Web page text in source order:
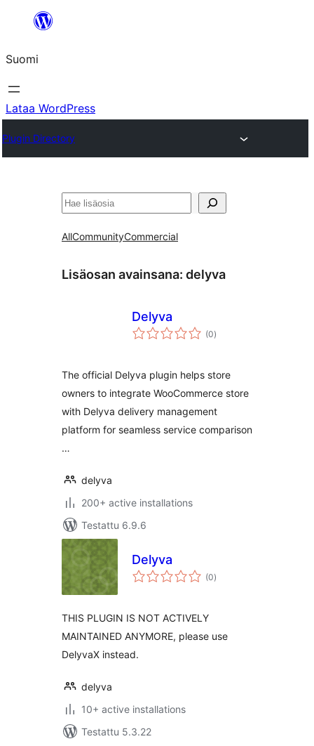
Suomi
Lataa WordPress
Plugin Directory
Etsi
AllCommunityCommercial
Lisäosan avainsana: delyva
Delyva
(0arvosanat
yhteensä
)
The official Delyva plugin helps store
owners to integrate WooCommerce store
with Delyva delivery management
platform for seamless service comparison
…
delyva
200+ active installations
Testattu 6.9.6
Delyva
(0arvosanat
yhteensä
)
THIS PLUGIN IS NOT ACTIVELY
MAINTAINED ANYMORE, please use
DelyvaX instead.
delyva
10+ active installations
Testattu 5.3.22